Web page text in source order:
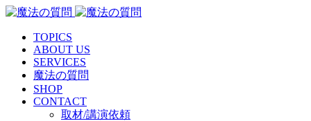
TOPICS
ABOUT US
SERVICES
魔法の質問
SHOP
CONTACT
取材/講演依頼